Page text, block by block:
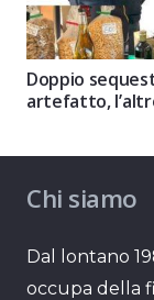
Doppio
artefatto,
Chi siamo
Dal lontano
occupa della